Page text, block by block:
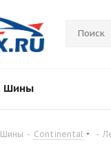
Шины
Шины - Continental -